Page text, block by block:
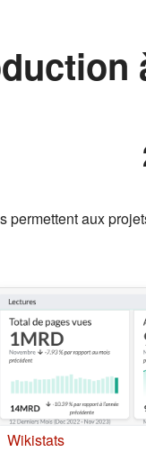
aux
Wikistats